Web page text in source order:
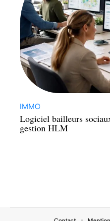
IMMO
Logiciel bailleurs
gestion HLM